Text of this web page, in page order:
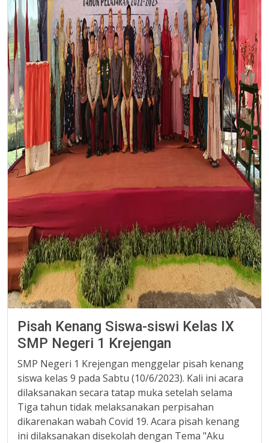
Pisah Kenang Siswa-siswi Kelas IX
SMP Negeri 1 Krejengan
SMP Negeri 1 Krejengan menggelar pisah kenang
siswa kelas 9 pada Sabtu (10/6/2023). Kali ini acara
dilaksanakan secara tatap muka setelah selama
Tiga tahun tidak melaksanakan perpisahan
dikarenakan wabah Covid 19. Acara pisah kenang
ini dilaksanakan disekolah dengan Tema "Aku